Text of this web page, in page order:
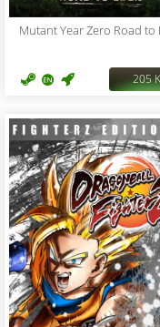
Mutant Year Zero Road to
205